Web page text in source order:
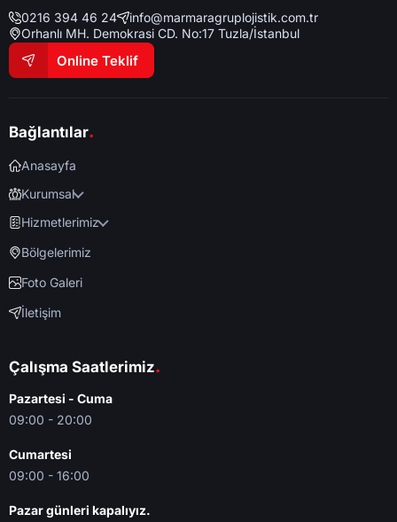
0216 394 46 24
info@marmaragruplojistik.com.tr
Orhanlı MH. Demokrasi CD. No:17 Tuzla/İstanbul
Online Teklif
Bağlantılar.
Anasayfa
Kurumsal
Hizmetlerimiz
Bölgelerimiz
Foto Galeri
İletişim
Çalışma Saatlerimiz.
Pazartesi - Cuma
09:00 - 20:00
Cumartesi
09:00 - 16:00
Pazar günleri kapalıyız.